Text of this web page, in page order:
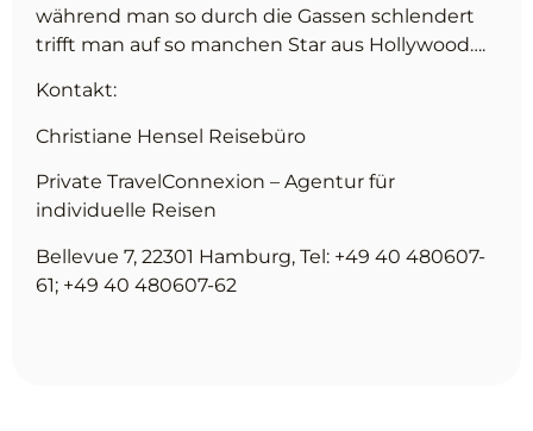
während man so durch die Gassen schlendert
trifft man auf so manchen Star aus Hollywood….
Kontakt:
Christiane Hensel Reisebüro
Private TravelConnexion – Agentur für
individuelle Reisen
Bellevue 7, 22301 Hamburg, Tel: +49 40 480607-
61; +49 40 480607-62